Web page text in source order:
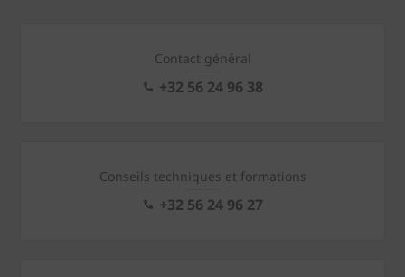
Contact général
+32 56 24 96 38
Conseils techniques et formations
+32 56 24 96 27